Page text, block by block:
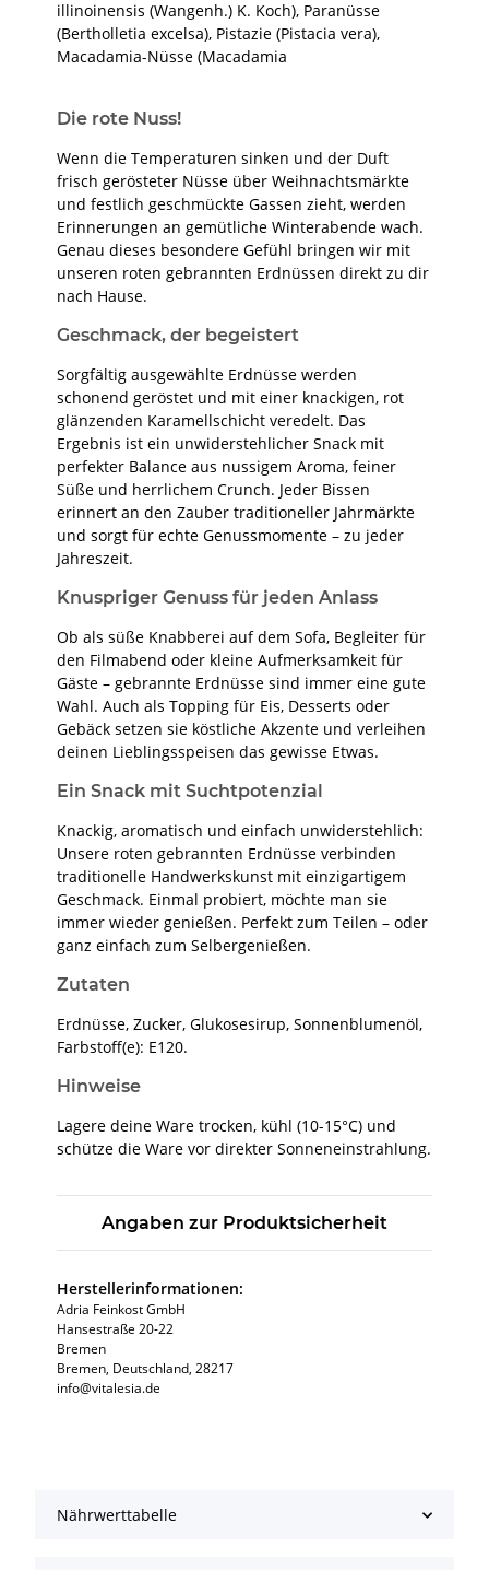
illinoinensis (Wangenh.) K. Koch), Paranüsse
(Bertholletia excelsa), Pistazie (Pistacia vera),
Macadamia-Nüsse (Macadamia
Die rote Nuss!
Wenn die Temperaturen sinken und der Duft
frisch gerösteter Nüsse über Weihnachtsmärkte
und festlich geschmückte Gassen zieht, werden
Erinnerungen an gemütliche Winterabende wach.
Genau dieses besondere Gefühl bringen wir mit
unseren roten gebrannten Erdnüssen direkt zu dir
nach Hause.
Geschmack, der begeistert
Sorgfältig ausgewählte Erdnüsse werden
schonend geröstet und mit einer knackigen, rot
glänzenden Karamellschicht veredelt. Das
Ergebnis ist ein unwiderstehlicher Snack mit
perfekter Balance aus nussigem Aroma, feiner
Süße und herrlichem Crunch. Jeder Bissen
erinnert an den Zauber traditioneller Jahrmärkte
und sorgt für echte Genussmomente – zu jeder
Jahreszeit.
Knuspriger Genuss für jeden Anlass
Ob als süße Knabberei auf dem Sofa, Begleiter für
den Filmabend oder kleine Aufmerksamkeit für
Gäste – gebrannte Erdnüsse sind immer eine gute
Wahl. Auch als Topping für Eis, Desserts oder
Gebäck setzen sie köstliche Akzente und verleihen
deinen Lieblingsspeisen das gewisse Etwas.
Ein Snack mit Suchtpotenzial
Knackig, aromatisch und einfach unwiderstehlich:
Unsere roten gebrannten Erdnüsse verbinden
traditionelle Handwerkskunst mit einzigartigem
Geschmack. Einmal probiert, möchte man sie
immer wieder genießen. Perfekt zum Teilen – oder
ganz einfach zum Selbergenießen.
Zutaten
Erdnüsse, Zucker, Glukosesirup, Sonnenblumenöl,
Farbstoff(e): E120.
Hinweise
Lagere deine Ware trocken, kühl (10-15°C) und
schütze die Ware vor direkter Sonneneinstrahlung.
Angaben zur Produktsicherheit
Herstellerinformationen:
Adria Feinkost GmbH
Hansestraße 20-22
Bremen
Bremen, Deutschland, 28217
info@vitalesia.de
Nährwerttabelle